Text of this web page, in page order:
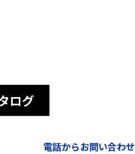
ログ
電話からお問い合わせ